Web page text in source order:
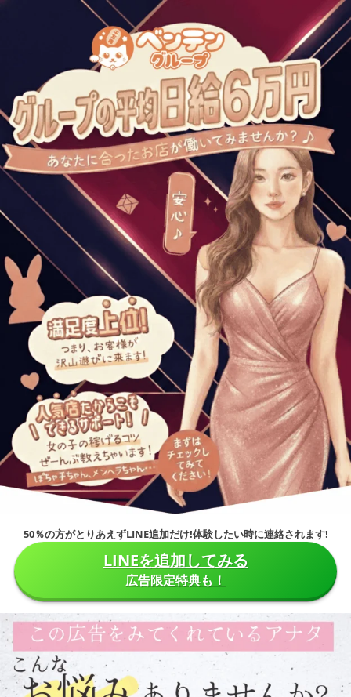
50％の方がとりあえずLINE追加だけ!体験したい時に連絡されます!
LINEを追加してみる
広告限定特典も！